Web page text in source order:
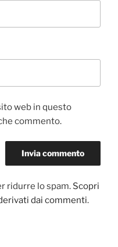
web in questo
commento.
ridurre lo spam. Scopri
dai commenti.